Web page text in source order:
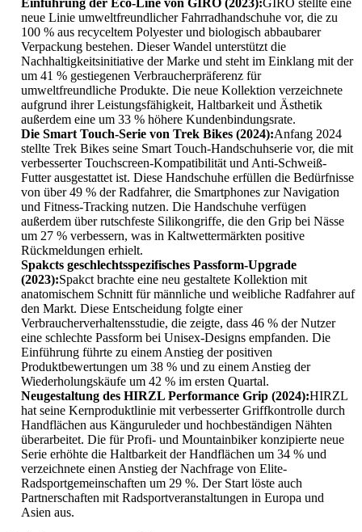
Einführung der Eco-Line von GIRO (2023):GIRO stellte eine
neue Linie umweltfreundlicher Fahrradhandschuhe vor, die zu
100 % aus recyceltem Polyester und biologisch abbaubarer
Verpackung bestehen. Dieser Wandel unterstützt die
Nachhaltigkeitsinitiative der Marke und steht im Einklang mit der
um 41 % gestiegenen Verbraucherpräferenz für
umweltfreundliche Produkte. Die neue Kollektion verzeichnete
aufgrund ihrer Leistungsfähigkeit, Haltbarkeit und Ästhetik
außerdem eine um 33 % höhere Kundenbindungsrate.
Die Smart Touch-Serie von Trek Bikes (2024):Anfang 2024
stellte Trek Bikes seine Smart Touch-Handschuhserie vor, die mit
verbesserter Touchscreen-Kompatibilität und Anti-Schweiß-
Futter ausgestattet ist. Diese Handschuhe erfüllen die Bedürfnisse
von über 49 % der Radfahrer, die Smartphones zur Navigation
und Fitness-Tracking nutzen. Die Handschuhe verfügen
außerdem über rutschfeste Silikongriffe, die den Grip bei Nässe
um 27 % verbessern, was in Kaltwettermärkten positive
Rückmeldungen erhielt.
Spakcts geschlechtsspezifisches Passform-Upgrade
(2023):Spakct brachte eine neu gestaltete Kollektion mit
anatomischem Schnitt für männliche und weibliche Radfahrer auf
den Markt. Diese Entscheidung folgte einer
Verbraucherverhaltensstudie, die zeigte, dass 46 % der Nutzer
eine schlechte Passform bei Unisex-Designs empfanden. Die
Einführung führte zu einem Anstieg der positiven
Produktbewertungen um 38 % und zu einem Anstieg der
Wiederholungskäufe um 42 % im ersten Quartal.
Neugestaltung des HIRZL Performance Grip (2024):HIRZL
hat seine Kernproduktlinie mit verbesserter Griffkontrolle durch
Handflächen aus Känguruleder und hochbeständigen Nähten
überarbeitet. Die für Profi- und Mountainbiker konzipierte neue
Serie erhöhte die Haltbarkeit der Handflächen um 34 % und
verzeichnete einen Anstieg der Nachfrage von Elite-
Radsportgemeinschaften um 29 %. Der Start löste auch
Partnerschaften mit Radsportveranstaltungen in Europa und
Asien aus.